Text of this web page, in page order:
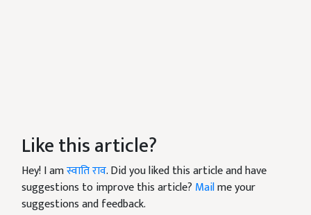
Like this article?
Hey! I amस्वाति राव. Did you liked this article and have
suggestions to improve this article? Mailme your
suggestions and feedback.